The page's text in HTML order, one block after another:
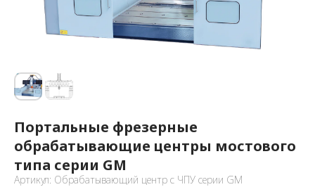
Портальные фрезерные
обрабатывающие центры мостового
типа серии GM
Артикул: Обрабатывающий центр с ЧПУ серии GM